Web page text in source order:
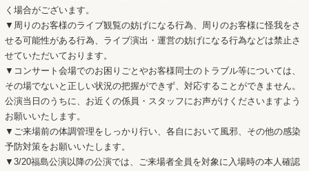
く場合がございます。
▼周りのお客様のライブ観覧の妨げになる行為、周りのお客様に怪我をさ
せる可能性がある行為、ライブ演出・運営の妨げになる行為などは禁止さ
せていただいております。
▼コンサート会場でのお困りごとやお客様同士のトラブル等については、
その場でないと正しい状況の把握ができず、対応することができません。
公演当日のうちに、お近くの係員・スタッフにお声がけくださいますよう
お願いいたします。
▼ご来場前の体調管理をしっかり行い、各自において風邪、その他の感染
予防対策をお願いいたします。
▼3/20福島公演以降の公演では、ご来場者全員を対象に入場時の本人確認